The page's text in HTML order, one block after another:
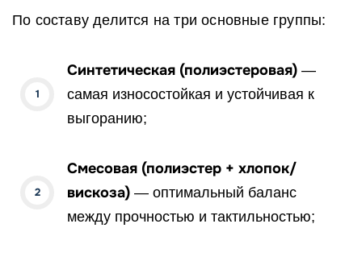
По составу делится на три основные группы:
Синтетическая (полиэстеровая) —
самая износостойкая и устойчивая к
выгоранию;
Смесовая (полиэстер + хлопок/
вискоза) — оптимальный баланс
между прочностью и тактильностью;